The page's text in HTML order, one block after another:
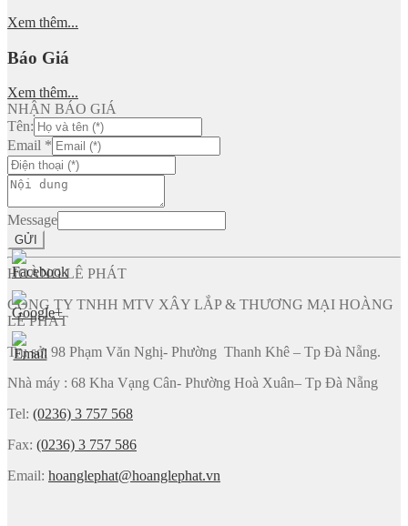
Xem thêm...
Báo Giá
Xem thêm...
NHẬN BÁO GIÁ
Tên:
Email *
Message
GỬI
HOÀNG LÊ PHÁT
CÔNG TY TNHH MTV XÂY LẮP & THƯƠNG MẠI HOÀNG
LÊ PHÁT
Trụ sở: 98 Phạm Văn Nghị- Phường Thanh Khê – Tp Đà Nẵng.
Nhà máy : 68 Kha Vạng Cân- Phường Hoà Xuân– Tp Đà Nẵng
Tel: (0236) 3 757 568
Fax: (0236) 3 757 586
Email: hoanglephat@hoanglephat.vn